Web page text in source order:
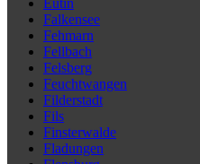
Eutin
Falkensee
Fehmarn
Fellbach
Felsberg
Feuchtwangen
Filderstadt
Fils
Finsterwalde
Fladungen